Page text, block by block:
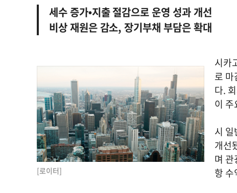
세수 증가•지출 절감으로 운영 성과 개선
비상 재원은 감소, 장기부채 부담은 확대
[로이터]
시카
로
다.
이
시
개선
며 관
항